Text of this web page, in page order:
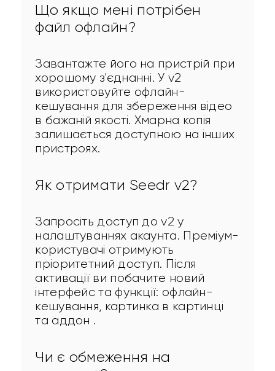
Що якщо мені потрібен
файл офлайн?
Завантажте його на пристрій при
хорошому з'єднанні. У v2
використовуйте офлайн-
кешування для збереження відео
в бажаній якості. Хмарна копія
залишається доступною на інших
пристроях.
Як отримати Seedr v2?
Запросіть доступ до v2 у
налаштуваннях акаунта. Преміум-
користувачі отримують
пріоритетний доступ. Після
активації ви побачите новий
інтерфейс та функції: офлайн-
кешування, картинка в картинці
та аддон .
Чи є обмеження на